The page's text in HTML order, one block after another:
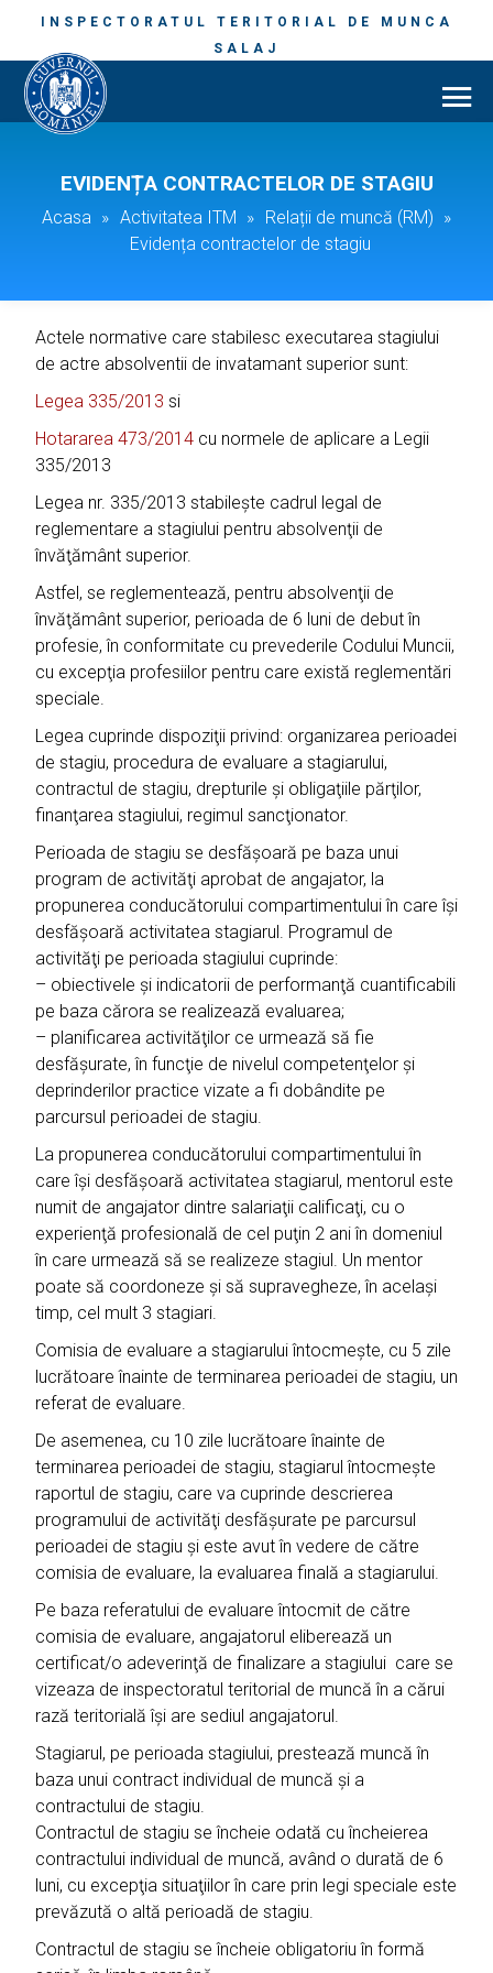
INSPECTORATUL TERITORIAL DE MUNCA
SALAJ
EVIDENȚA CONTRACTELOR DE STAGIU
Acasa » Activitatea ITM » Relații de muncă (RM) »
Evidența contractelor de stagiu
Actele normative care stabilesc executarea stagiului
de actre absolventii de invatamant superior sunt:
Legea 335/2013 si
Hotararea 473/2014 cu normele de aplicare a Legii
335/2013
Legea nr. 335/2013 stabileşte cadrul legal de
reglementare a stagiului pentru absolvenţii de
învăţământ superior.
Astfel, se reglementează, pentru absolvenţii de
învăţământ superior, perioada de 6 luni de debut în
profesie, în conformitate cu prevederile Codului Muncii,
cu excepţia profesiilor pentru care există reglementări
speciale.
Legea cuprinde dispoziţii privind: organizarea perioadei
de stagiu, procedura de evaluare a stagiarului,
contractul de stagiu, drepturile şi obligaţiile părţilor,
finanţarea stagiului, regimul sancţionator.
Perioada de stagiu se desfăşoară pe baza unui
program de activităţi aprobat de angajator, la
propunerea conducătorului compartimentului în care îşi
desfăşoară activitatea stagiarul. Programul de
activităţi pe perioada stagiului cuprinde:
– obiectivele şi indicatorii de performanţă cuantificabili
pe baza cărora se realizează evaluarea;
– planificarea activităţilor ce urmează să fie
desfăşurate, în funcţie de nivelul competenţelor şi
deprinderilor practice vizate a fi dobândite pe
parcursul perioadei de stagiu.
La propunerea conducătorului compartimentului în
care îşi desfăşoară activitatea stagiarul, mentorul este
numit de angajator dintre salariaţii calificaţi, cu o
experienţă profesională de cel puţin 2 ani în domeniul
în care urmează să se realizeze stagiul. Un mentor
poate să coordoneze şi să supravegheze, în acelaşi
timp, cel mult 3 stagiari.
Comisia de evaluare a stagiarului întocmeşte, cu 5 zile
lucrătoare înainte de terminarea perioadei de stagiu, un
referat de evaluare.
De asemenea, cu 10 zile lucrătoare înainte de
terminarea perioadei de stagiu, stagiarul întocmeşte
raportul de stagiu, care va cuprinde descrierea
programului de activităţi desfăşurate pe parcursul
perioadei de stagiu şi este avut în vedere de către
comisia de evaluare, la evaluarea finală a stagiarului.
Pe baza referatului de evaluare întocmit de către
comisia de evaluare, angajatorul eliberează un
certificat/o adeverinţă de finalizare a stagiului care se
vizeaza de inspectoratul teritorial de muncă în a cărui
rază teritorială îşi are sediul angajatorul.
Stagiarul, pe perioada stagiului, prestează muncă în
baza unui contract individual de muncă şi a
contractului de stagiu.
Contractul de stagiu se încheie odată cu încheierea
contractului individual de muncă, având o durată de 6
luni, cu excepţia situaţiilor în care prin legi speciale este
prevăzută o altă perioadă de stagiu.
Contractul de stagiu se încheie obligatoriu în formă